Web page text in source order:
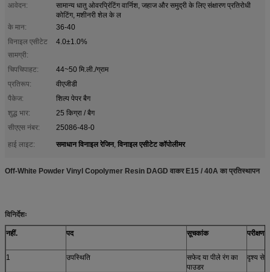
आवेदन:
सामान्य धातु ओवरप्रिंटिंग वार्निश, जहाज और समुद्री के लिए संक्षारण प्रतिरोधी
कोटिंग, मशीनरी शेल के ल
के मान:
36-40
विनाइल एसीटेट
सामग्री:
4.0±1.0%
चिपचिपाहट:
44~50 मि.ली./ग्राम
प्रतिरूप:
वीएजीडी
पैकेज:
शिल्प पेपर बैग
शुद्ध भार:
25 किग्रा / बैग
सीएएस नंबर:
25086-48-0
हाई लाइट:
समाधान विनाइल रेजिन, विनाइल एसीटेट कॉपोलीमर
Off-White Powder Vinyl Copolymer Resin DAGD वाकर E15 / 40A का प्रतिस्थापन
विनिर्देशः
नहीं. पद सूचकांक परीक्षण
1 उपस्थिति
सफेद या पीले रंग का
पाउडर
दृश्य से